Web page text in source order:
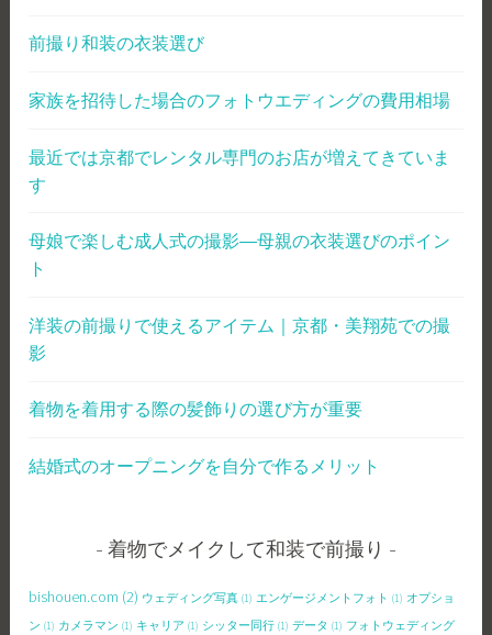
前撮り和装の衣装選び
家族を招待した場合のフォトウエディングの費用相場
最近では京都でレンタル専門のお店が増えてきていま
す
母娘で楽しむ成人式の撮影―母親の衣装選びのポイン
ト
洋装の前撮りで使えるアイテム｜京都・美翔苑での撮
影
着物を着用する際の髪飾りの選び方が重要
結婚式のオープニングを自分で作るメリット
着物でメイクして和装で前撮り
bishouen.com (2) ウェディング写真 (1) エンゲージメントフォト (1) オプショ
ン (1) カメラマン (1) キャリア (1) シッター同行 (1) データ (1) フォトウェディング